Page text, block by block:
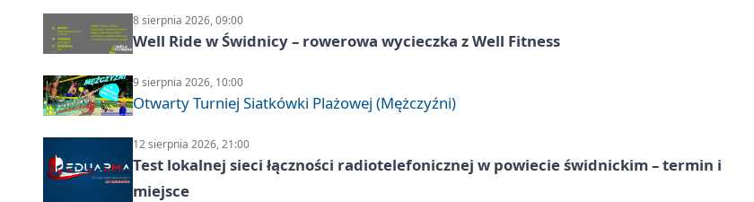
8 sierpnia 2026, 09:00
Well Ride w Świdnicy – rowerowa wycieczka z Well Fitness
9 sierpnia 2026, 10:00
Otwarty Turniej Siatkówki Plażowej (Mężczyźni)
12 sierpnia 2026, 21:00
Test lokalnej sieci łączności radiotelefonicznej w powiecie świdnickim – termin i
miejsce